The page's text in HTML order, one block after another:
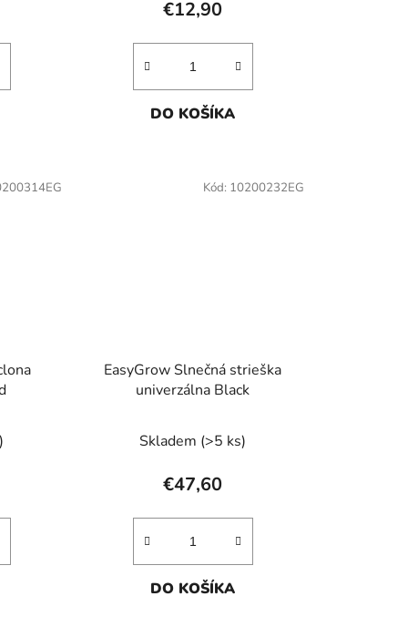
€12,90
DO KOŠÍKA
EasyGrow Slnečná strieška
univerzálna Black
Skladem (>5 ks)
€47,60
DO KOŠÍKA
Kód: 10200232EG